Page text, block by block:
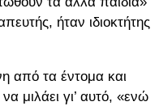
ήταν ιδιοκτήτης
από τα έντομα και
μιλάει γι’ αυτό, «ενώ